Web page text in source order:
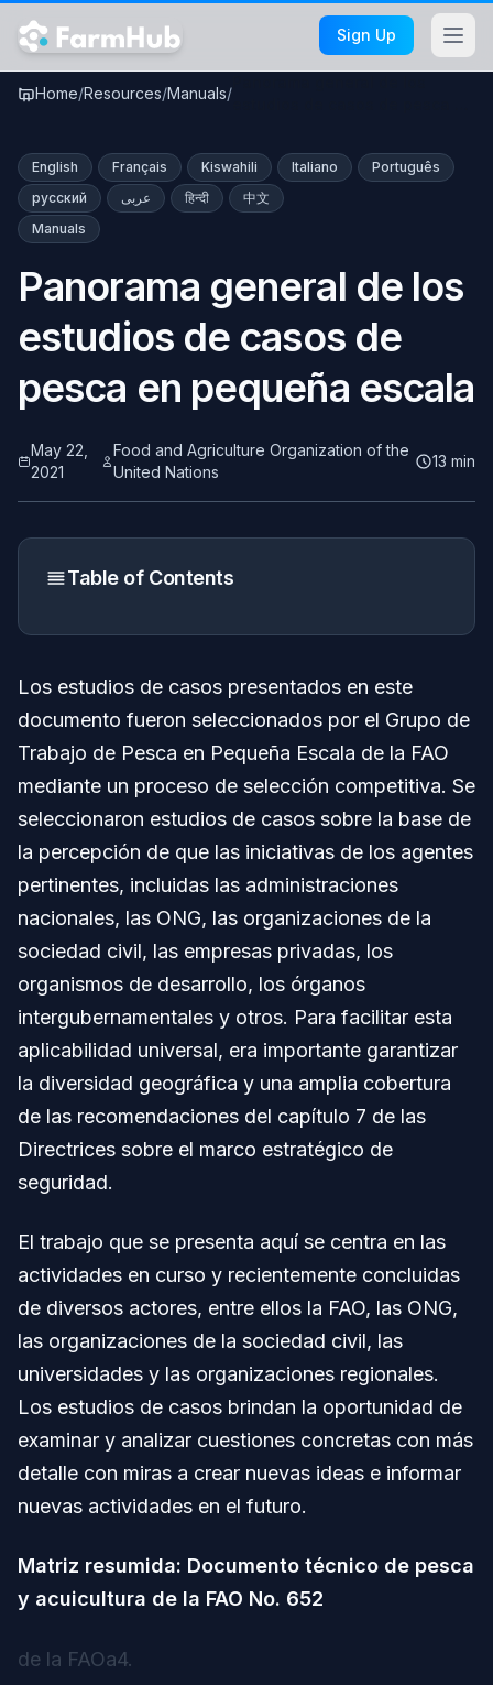
Skip to main content
Sign Up
Home/Resources/Manuals/
English Français Kiswahili Italiano
Português
русский
عربى हिन्दी
中文
Manuals
Panorama general de los
estudios de casos de
pesca en pequeña escala
May 22,
2021
Food and Agriculture Organization of the
United Nations
13 min
Table of Contents
Los estudios de casos presentados en este
documento fueron seleccionados por el Grupo de
Trabajo de Pesca en Pequeña Escala de la FAO
mediante un proceso de selección competitiva. Se
seleccionaron estudios de casos sobre la base de
la percepción de que las iniciativas de los agentes
pertinentes, incluidas las administraciones
nacionales, las ONG, las organizaciones de la
sociedad civil, las empresas privadas, los
organismos de desarrollo, los órganos
intergubernamentales y otros. Para facilitar esta
aplicabilidad universal, era importante garantizar
la diversidad geográfica y una amplia cobertura
de las recomendaciones del capítulo 7 de las
Directrices sobre el marco estratégico de
seguridad.
El trabajo que se presenta aquí se centra en las
actividades en curso y recientemente concluidas
de diversos actores, entre ellos la FAO, las ONG,
las organizaciones de la sociedad civil, las
universidades y las organizaciones regionales.
Los estudios de casos brindan la oportunidad de
examinar y analizar cuestiones concretas con más
detalle con miras a crear nuevas ideas e informar
nuevas actividades en el futuro.
Matriz resumida: Documento técnico de pesca
y acuicultura de la FAO No. 652
de la FAOa4.